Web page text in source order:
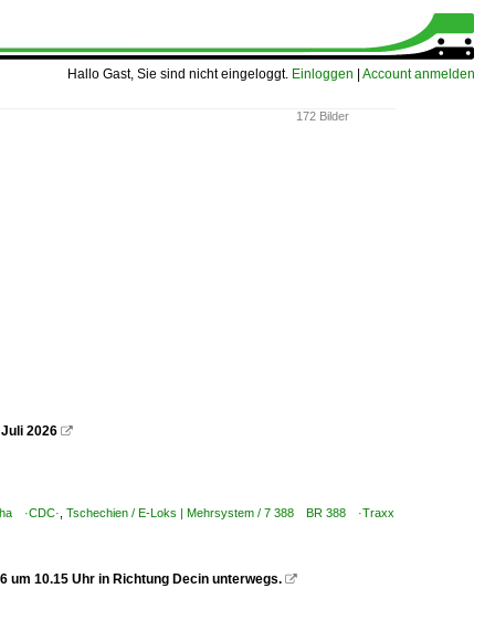
Hallo Gast, Sie sind nicht eingeloggt. Einloggen Account anmelden
172 Bilder
2026 
·CDC· Tschechien / E-Loks | Mehrsystem / 7 388 BR 388 ·Traxx
um 10.15 Uhr in Richtung Decin unterwegs. 